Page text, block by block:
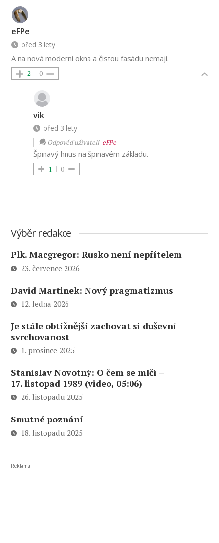
eFPe
před 3 lety
A na nová moderní okna a čistou fasádu nemají.
2 0
vik
před 3 lety
Odpověď uživateli eFPe
Špinavý hnus na špinavém základu.
1 0
Výběr redakce
Plk. Macgregor: Rusko není nepřítelem
23. července 2026
David Martinek: Nový pragmatizmus
12. ledna 2026
Je stále obtížnější zachovat si duševní
svrchovanost
1. prosince 2025
Stanislav Novotný: O čem se mlčí –
17. listopad 1989 (video, 05:06)
26. listopadu 2025
Smutné poznání
18. listopadu 2025
Reklama